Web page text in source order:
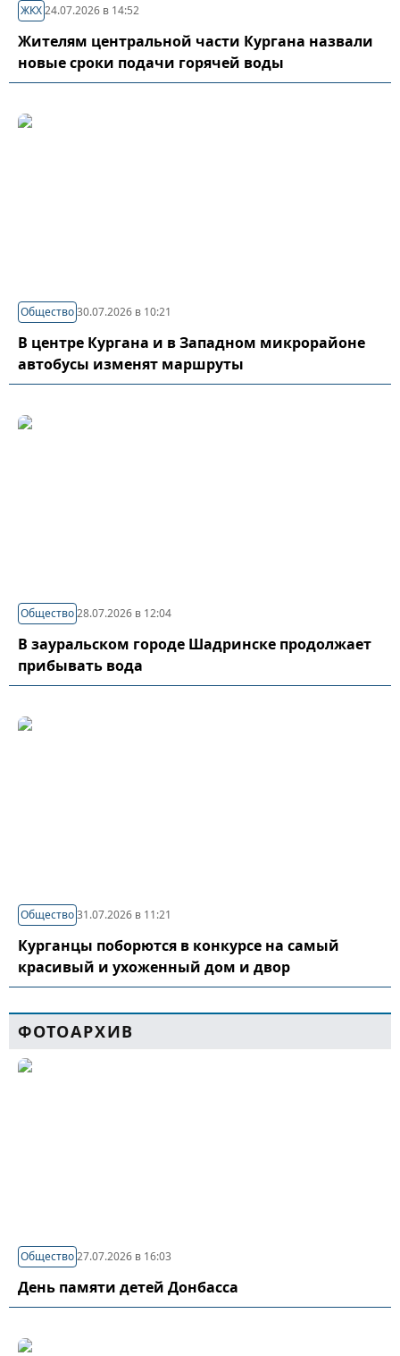
ЖКХ24.07.2026 в 14:52
Жителям центральной части Кургана назвали
новые сроки подачи горячей воды
Общество30.07.2026 в 10:21
В центре Кургана и в Западном микрорайоне
автобусы изменят маршруты
Общество28.07.2026 в 12:04
В зауральском городе Шадринске продолжает
прибывать вода
Общество31.07.2026 в 11:21
Курганцы поборются в конкурсе на самый
красивый и ухоженный дом и двор
ФОТОАРХИВ
Общество27.07.2026 в 16:03
День памяти детей Донбасса